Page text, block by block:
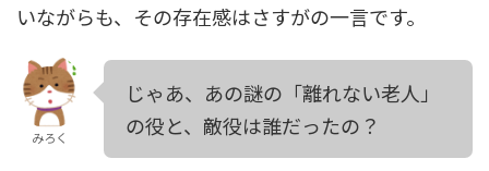
いながらも、その存在感はさすがの一言です。
みろく
じゃあ、あの謎の「離れない老人」
の役と、敵役は誰だったの？